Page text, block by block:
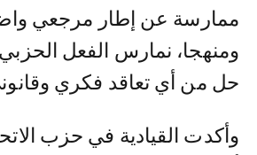
ممارسة عن إطار مرجعي
ومنهجا، نمارس الفعل
حل من أي تعاقد فكري
وأكدت القيادية في حزب